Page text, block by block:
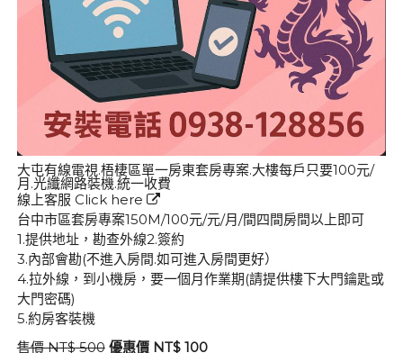
大屯有線電視.梧棲區單一房東套房專案.大樓每戶只要100元/
月.光纖網路裝機.統一收費
線上客服 Click here
台中市區套房專案150M/100元/元/月/間四間房間以上即可
1.提供地址，勘查外線2.簽約
3.內部會勘(不進入房間.如可進入房間更好）
4.拉外線，到小機房，要一個月作業期(請提供樓下大門鑰匙或
大門密碼)
5.約房客裝機
售價 NT$ 500 優惠價 NT$ 100